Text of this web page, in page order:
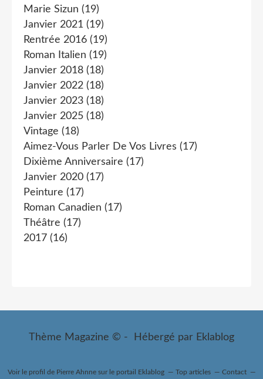
Marie Sizun (19)
Janvier 2021 (19)
Rentrée 2016 (19)
Roman Italien (19)
Janvier 2018 (18)
Janvier 2022 (18)
Janvier 2023 (18)
Janvier 2025 (18)
Vintage (18)
Aimez-Vous Parler De Vos Livres (17)
Dixième Anniversaire (17)
Janvier 2020 (17)
Peinture (17)
Roman Canadien (17)
Théâtre (17)
2017 (16)
Thème Magazine © - Hébergé par Eklablog
Voir le profil de Pierre Ahnnesur le portail Eklablog Top articles Contact